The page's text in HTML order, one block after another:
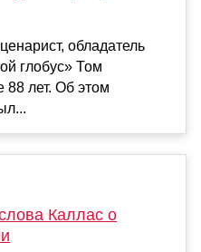
обладатель
глобус» Том
88 лет. Об этом
Каллас о